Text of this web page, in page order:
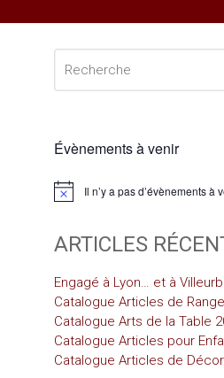
Évènements à venir
Notice Il n’y a pas d’évènements à
ARTICLES
Engagé à Lyon… et à
Catalogue Articles de
Catalogue Arts de la Table
Catalogue Articles pour
Catalogue Articles de